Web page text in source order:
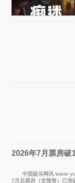
2026年7月票房破
中国娱乐网讯 www
7月总票房（含预售）已突